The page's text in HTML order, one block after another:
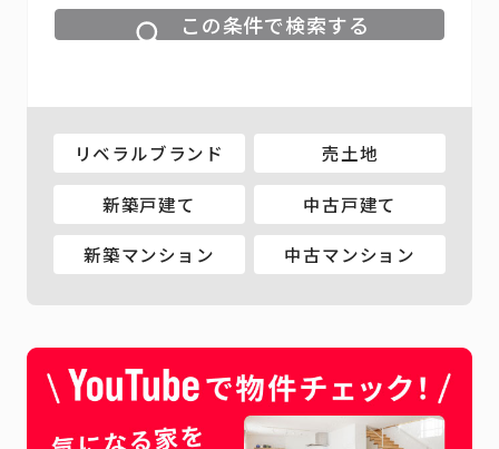
この条件で検索する
リベラルブランド 売土地
新築戸建て 中古戸建て
新築マンション 中古マンション